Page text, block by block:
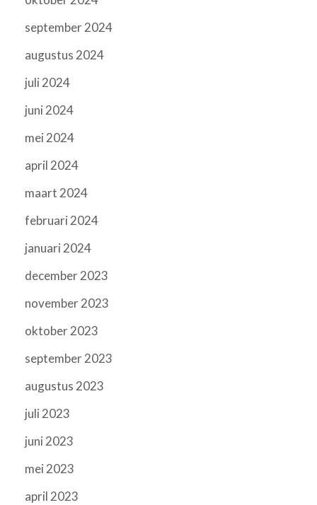
september 2024
augustus 2024
juli 2024
juni 2024
mei 2024
april 2024
maart 2024
februari 2024
januari 2024
december 2023
november 2023
oktober 2023
september 2023
augustus 2023
juli 2023
juni 2023
mei 2023
april 2023